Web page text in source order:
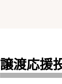
譲渡応援